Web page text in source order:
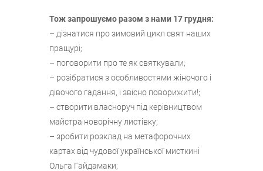
Тож запрошуємо разом з нами 17 грудня:
– дізнатися про зимовий цикл свят наших
пращурі;
– поговорити про те як святкували;
– розібратися з особливостями жіночого і
дівочого гадання, і звісно поворижити!;
– створити власноруч під керівництвом
майстра новорічну листівку;
– зробити розклад на метафорочних
картах від чудової української мисткині
Ольга Гайдамаки;